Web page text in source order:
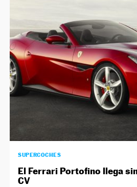
SUPERCOCHES
El Ferrari Portofino llega
CV